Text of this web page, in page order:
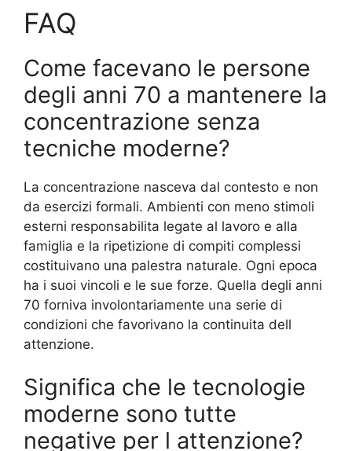
FAQ
Come facevano le persone
degli anni 70 a mantenere la
concentrazione senza
tecniche moderne?
La concentrazione nasceva dal contesto e non
da esercizi formali. Ambienti con meno stimoli
esterni responsabilita legate al lavoro e alla
famiglia e la ripetizione di compiti complessi
costituivano una palestra naturale. Ogni epoca
ha i suoi vincoli e le sue forze. Quella degli anni
70 forniva involontariamente una serie di
condizioni che favorivano la continuita dell
attenzione.
Significa che le tecnologie
moderne sono tutte
negative per l attenzione?